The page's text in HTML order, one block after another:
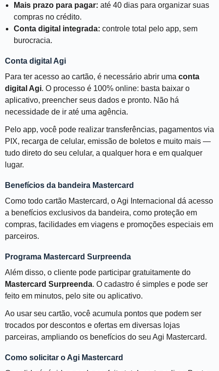
Mais prazo para pagar: até 40 dias para organizar suas
compras no crédito.
Conta digital integrada: controle total pelo app, sem
burocracia.
Conta digital Agi
Para ter acesso ao cartão, é necessário abrir uma conta
digital Agi. O processo é 100% online: basta baixar o
aplicativo, preencher seus dados e pronto. Não há
necessidade de ir até uma agência.
Pelo app, você pode realizar transferências, pagamentos via
PIX, recarga de celular, emissão de boletos e muito mais —
tudo direto do seu celular, a qualquer hora e em qualquer
lugar.
Benefícios da bandeira Mastercard
Como todo cartão Mastercard, o Agi Internacional dá acesso
a benefícios exclusivos da bandeira, como proteção em
compras, facilidades em viagens e promoções especiais em
parceiros.
Programa Mastercard Surpreenda
Além disso, o cliente pode participar gratuitamente do
Mastercard Surpreenda. O cadastro é simples e pode ser
feito em minutos, pelo site ou aplicativo.
Ao usar seu cartão, você acumula pontos que podem ser
trocados por descontos e ofertas em diversas lojas
parceiras, ampliando os benefícios do seu Agi Mastercard.
Como solicitar o Agi Mastercard